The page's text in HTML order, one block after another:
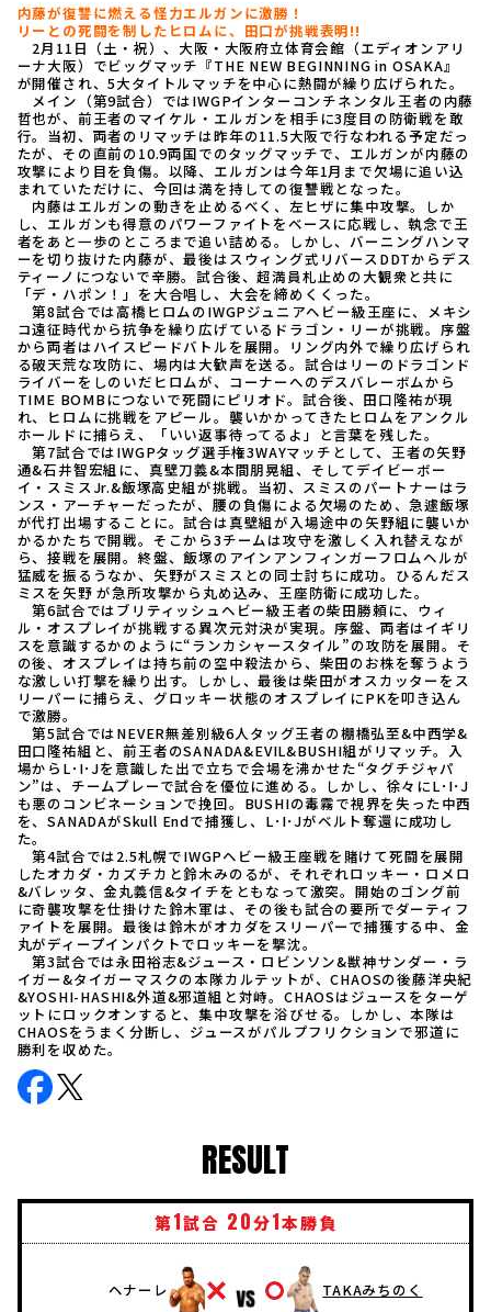
内藤が復讐に燃える怪力エルガンに激勝！
リーとの死闘を制したヒロムに、田口が挑戦表明!!
2月11日（土・祝）、大阪・大阪府立体育会館（エディオンアリ
ーナ大阪）でビッグマッチ『THE NEW BEGINNING in OSAKA』
が開催され、5大タイトルマッチを中心に熱闘が繰り広げられた。
メイン（第9試合）ではIWGPインターコンチネンタル王者の内藤
哲也が、前王者のマイケル・エルガンを相手に3度目の防衛戦を敢
行。当初、両者のリマッチは昨年の11.5大阪で行なわれる予定だっ
たが、その直前の10.9両国でのタッグマッチで、エルガンが内藤の
攻撃により目を負傷。以降、エルガンは今年1月まで欠場に追い込
まれていただけに、今回は満を持しての復讐戦となった。
内藤はエルガンの動きを止めるべく、左ヒザに集中攻撃。しか
し、エルガンも得意のパワーファイトをベースに応戦し、執念で王
者をあと一歩のところまで追い詰める。しかし、バーニングハンマ
ーを切り抜けた内藤が、最後はスウィング式リバースDDTからデス
ティーノにつないで辛勝。試合後、超満員札止めの大観衆と共に
「デ・ハポン！」を大合唱し、大会を締めくくった。
第8試合では高橋ヒロムのIWGPジュニアヘビー級王座に、メキシ
コ遠征時代から抗争を繰り広げているドラゴン・リーが挑戦。序盤
から両者はハイスピードバトルを展開。リング内外で繰り広げられ
る破天荒な攻防に、場内は大歓声を送る。試合はリーのドラゴンド
ライバーをしのいだヒロムが、コーナーへのデスバレーボムから
TIME BOMBにつないで死闘にピリオド。試合後、田口隆祐が現
れ、ヒロムに挑戦をアピール。襲いかかってきたヒロムをアンクル
ホールドに捕らえ、「いい返事待ってるよ」と言葉を残した。
第7試合ではIWGPタッグ選手権3WAYマッチとして、王者の矢野
通&石井智宏組に、真壁刀義&本間朋晃組、そしてデイビーボー
イ・スミスJr.&飯塚高史組が挑戦。当初、スミスのパートナーはラ
ンス・アーチャーだったが、腰の負傷による欠場のため、急遽飯塚
が代打出場することに。試合は真壁組が入場途中の矢野組に襲いか
かるかたちで開戦。そこから3チームは攻守を激しく入れ替えなが
ら、接戦を展開。終盤、飯塚のアインアンフィンガーフロムヘルが
猛威を振るうなか、矢野がスミスとの同士討ちに成功。ひるんだス
ミスを矢野 が急所攻撃から丸め込み、王座防衛に成功した。
第6試合ではブリティッシュヘビー級王者の柴田勝頼に、ウィ
ル・オスプレイが挑戦する異次元対決が実現。序盤、両者はイギリ
スを意識するかのように“ランカシャースタイル”の攻防を展開。そ
の後、オスプレイは持ち前の空中殺法から、柴田のお株を奪うよう
な激しい打撃を繰り出す。しかし、最後は柴田がオスカッターをス
リーパーに捕らえ、グロッキー状態のオスプレイにPKを叩き込ん
で激勝。
第5試合ではNEVER無差別級6人タッグ王者の棚橋弘至&中西学&
田口隆祐組と、前王者のSANADA&EVIL&BUSHI組がリマッチ。入
場からL･I･Jを意識した出で立ちで会場を沸かせた“タグチジャパ
ン”は、チームプレーで試合を優位に進める。しかし、徐々にL･I･J
も悪のコンビネーションで挽回。BUSHIの毒霧で視界を失った中西
を、SANADAがSkull Endで捕獲し、L･I･Jがベルト奪還に成功し
た。
第4試合では2.5札幌でIWGPヘビー級王座戦を賭けて死闘を展開
したオカダ・カズチカと鈴木みのるが、それぞれロッキー・ロメロ
&バレッタ、金丸義信&タイチをともなって激突。開始のゴング前
に奇襲攻撃を仕掛けた鈴木軍は、その後も試合の要所でダーティフ
ァイトを展開。最後は鈴木がオカダをスリーパーで捕獲する中、金
丸がディープインパクトでロッキーを撃沈。
第3試合では永田裕志&ジュース・ロビンソン&獣神サンダー・ラ
イガー&タイガーマスクの本隊カルテットが、CHAOSの後藤洋央紀
&YOSHI-HASHI&外道&邪道組と対峙。CHAOSはジュースをターゲ
ットにロックオンすると、集中攻撃を浴びせる。しかし、本隊は
CHAOSをうまく分断し、ジュースがパルプフリクションで邪道に
勝利を収めた。
RESULT
第1試合 20分1本勝負
ヘナーレ TAKAみちのく